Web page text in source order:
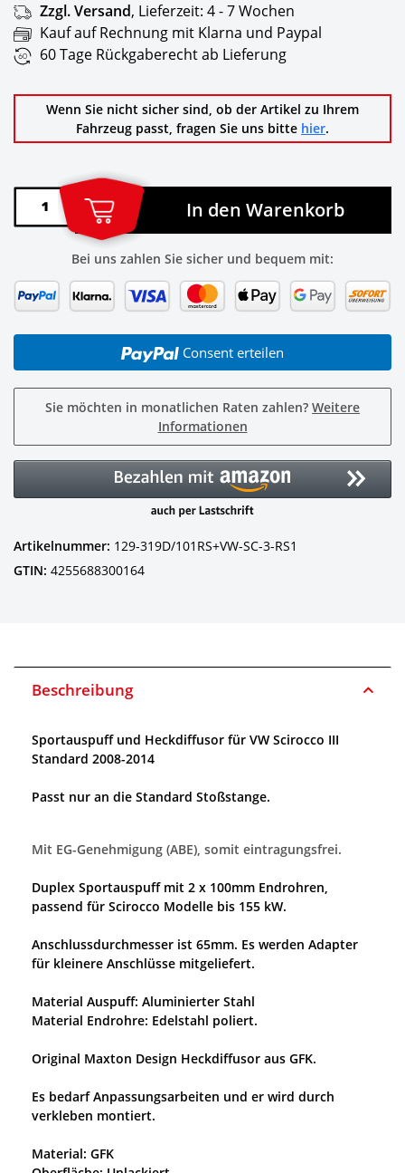
Zzgl. Versand, Lieferzeit: 4 - 7 Wochen
Kauf auf Rechnung mit Klarna und Paypal
60 Tage Rückgaberecht ab Lieferung
Wenn Sie nicht sicher sind, ob der Artikel zu Ihrem
Fahrzeug passt, fragen Sie uns bitte hier.
In den Warenkorb
Bei uns zahlen Sie sicher und bequem mit:
Consent erteilen
Sie möchten in monatlichen Raten zahlen? Weitere
Informationen
Artikelnummer: 129-319D/101RS+VW-SC-3-RS1
GTIN: 4255688300164
Beschreibung
Sportauspuff und Heckdiffusor für VW Scirocco III
Standard 2008-2014
Passt nur an die Standard Stoßstange.
Mit EG-Genehmigung (ABE), somit eintragungsfrei.
Duplex Sportauspuff mit 2 x 100mm Endrohren,
passend für Scirocco Modelle bis 155 kW.
Anschlussdurchmesser ist 65mm. Es werden Adapter
für kleinere Anschlüsse mitgeliefert.
Material Auspuff: Aluminierter Stahl
Material Endrohre: Edelstahl poliert.
Original Maxton Design Heckdiffusor aus GFK.
Es bedarf Anpassungsarbeiten und er wird durch
verkleben montiert.
Material: GFK